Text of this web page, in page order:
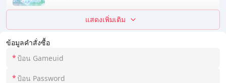
ข้อมูลคำสั่งซื้อ
*
*
แสดงเพิ่มเติม